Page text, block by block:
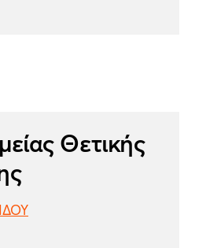
Θετικής